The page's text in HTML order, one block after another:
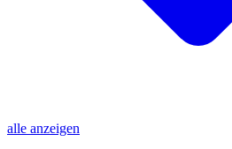
alle anzeigen